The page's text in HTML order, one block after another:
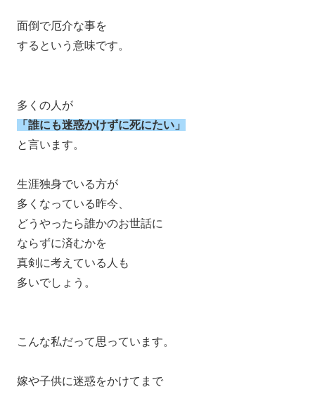
面倒で厄介な事を
するという意味です。
多くの人が
「誰にも迷惑かけずに死にたい」
と言います。
生涯独身でいる方が
多くなっている昨今、
どうやったら誰かのお世話に
ならずに済むかを
真剣に考えている人も
多いでしょう。
こんな私だって思っています。
嫁や子供に迷惑をかけてまで